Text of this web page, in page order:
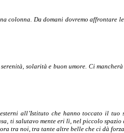
Da domani dovremo affrontare
solarità e buon umore. Ci
all’Istituto che hanno toccato il
ti salutavo mente eri lì, nel piccolo
tra noi, tra tante altre belle che ci dà